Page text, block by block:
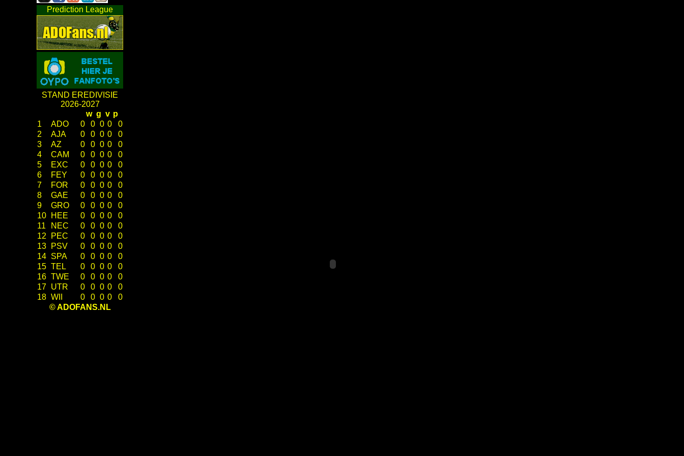
Prediction League
STAND EREDIVISIE
2026-2027
w g v p
1
ADO 0 0 0 0
0
2
AJA 0 0 0 0
0
3
AZ 0 0 0 0
0
4
CAM 0 0 0 0
0
5
EXC 0 0 0 0
0
6
FEY 0 0 0 0
0
7
FOR 0 0 0 0
0
8
GAE 0 0 0 0
0
9
GRO 0 0 0 0
0
10
HEE 0 0 0 0
0
11
NEC 0 0 0 0
0
12
PEC 0 0 0 0
0
13
PSV 0 0 0 0
0
14 SPA 0 0 0 0
0
15 TEL 0 0 0 0
0
16 TWE 0 0 0 0
0
17 UTR 0 0 0 0
0
18 WII 0 0 0 0
0
© ADOFANS.NL